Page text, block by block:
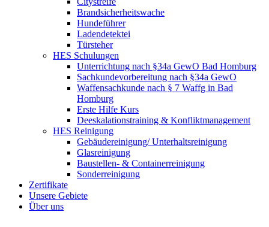
Brandsicherheitswache
Hundeführer
Ladendetektei
Türsteher
HES Schulungen
Unterrichtung nach §34a GewO Bad Homburg
Sachkundevorbereitung nach §34a GewO
Waffensachkunde nach § 7 Waffg in Bad
Homburg
Erste Hilfe Kurs
Deeskalationstraining & Konfliktmanagement
HES Reinigung
Gebäudereinigung/ Unterhaltsreinigung
Glasreinigung
Baustellen- & Containerreinigung
Sonderreinigung
Zertifikate
Unsere Gebiete
Über uns